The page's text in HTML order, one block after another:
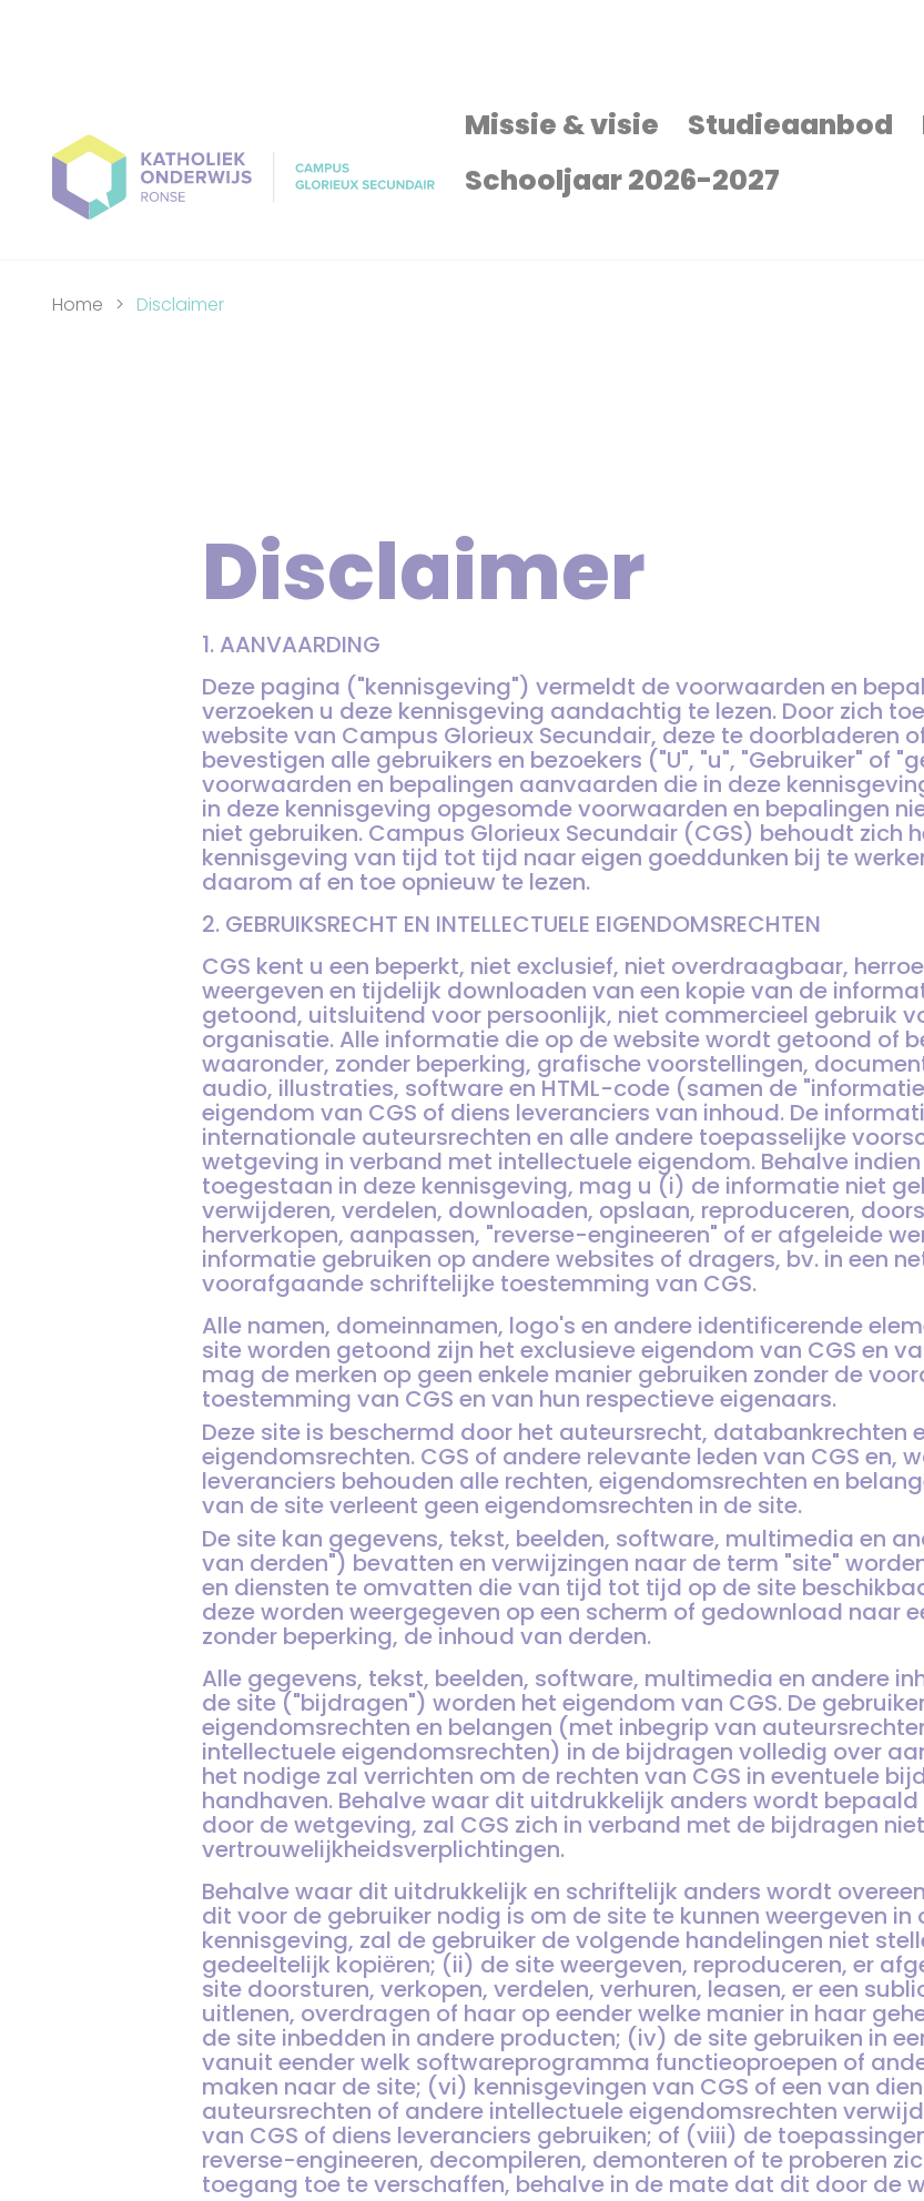
Missie & visie Studieaanbod
Schooljaar 2026-2027
Home Disclaimer
Disclaimer
1. AANVAARDING
Deze pagina ("kennisgeving") vermeldt de voorwaarden en
verzoeken u deze kennisgeving aandachtig te lezen. Door zich
website van Campus Glorieux Secundair, deze te doorbladeren
bevestigen alle gebruikers en bezoekers ("U", "u", "Gebruiker" of
voorwaarden en bepalingen aanvaarden die in deze
in deze kennisgeving opgesomde voorwaarden en bepalingen
niet gebruiken. Campus Glorieux Secundair (CGS) behoudt zich
kennisgeving van tijd tot tijd naar eigen goeddunken bij te
daarom af en toe opnieuw te lezen.
2. GEBRUIKSRECHT EN INTELLECTUELE EIGENDOMSRECHTEN
CGS kent u een beperkt, niet exclusief, niet overdraagbaar,
weergeven en tijdelijk downloaden van een kopie van de
getoond, uitsluitend voor persoonlijk, niet commercieel gebruik
organisatie. Alle informatie die op de website wordt getoond of
waaronder, zonder beperking, grafische voorstellingen,
audio, illustraties, software en HTML-code (samen de
eigendom van CGS of diens leveranciers van inhoud. De
internationale auteursrechten en alle andere toepasselijke
wetgeving in verband met intellectuele eigendom. Behalve
toegestaan in deze kennisgeving, mag u (i) de informatie niet
verwijderen, verdelen, downloaden, opslaan, reproduceren,
herverkopen, aanpassen, "reverse-engineeren" of er afgeleide
informatie gebruiken op andere websites of dragers, bv. in een
voorafgaande schriftelijke toestemming van CGS.
Alle namen, domeinnamen, logo's en andere identificerende
site worden getoond zijn het exclusieve eigendom van CGS en
mag de merken op geen enkele manier gebruiken zonder de
toestemming van CGS en van hun respectieve eigenaars.
Deze site is beschermd door het auteursrecht, databankrechten
eigendomsrechten. CGS of andere relevante leden van CGS en,
leveranciers behouden alle rechten, eigendomsrechten en
van de site verleent geen eigendomsrechten in de site.
De site kan gegevens, tekst, beelden, software, multimedia en
van derden") bevatten en verwijzingen naar de term "site"
en diensten te omvatten die van tijd tot tijd op de site
deze worden weergegeven op een scherm of gedownload naar
zonder beperking, de inhoud van derden.
Alle gegevens, tekst, beelden, software, multimedia en andere
de site ("bijdragen") worden het eigendom van CGS. De
eigendomsrechten en belangen (met inbegrip van
intellectuele eigendomsrechten) in de bijdragen volledig over
het nodige zal verrichten om de rechten van CGS in eventuele
handhaven. Behalve waar dit uitdrukkelijk anders wordt
door de wetgeving, zal CGS zich in verband met de bijdragen
vertrouwelijkheidsverplichtingen.
Behalve waar dit uitdrukkelijk en schriftelijk anders wordt
dit voor de gebruiker nodig is om de site te kunnen weergeven
kennisgeving, zal de gebruiker de volgende handelingen niet
gedeeltelijk kopiëren; (ii) de site weergeven, reproduceren, er
site doorsturen, verkopen, verdelen, verhuren, leasen, er een
uitlenen, overdragen of haar op eender welke manier in haar
de site inbedden in andere producten; (iv) de site gebruiken in
vanuit eender welk softwareprogramma functieoproepen of
maken naar de site; (vi) kennisgevingen van CGS of een van
auteursrechten of andere intellectuele eigendomsrechten
van CGS of diens leveranciers gebruiken; of (viii) de
reverse-engineeren, decompileren, demonteren of te proberen
toegang toe te verschaffen, behalve in de mate dat dit door de